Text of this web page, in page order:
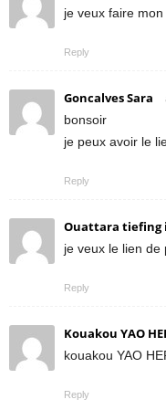
je veux faire
Reply
Goncalves Sara
bonsoir
je peux avoir le
Reply
Ouattara tiefing
je veux le lien de
Reply
Kouakou YAO
kouakou YAO
Reply